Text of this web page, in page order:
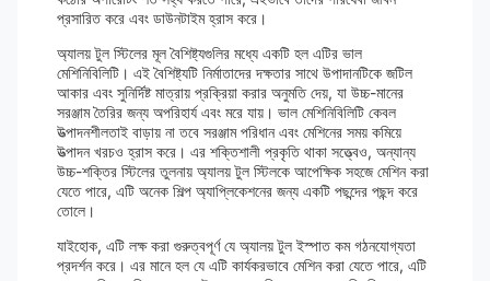
প্রসারিত করে এবং ডাউনটাইম হ্রাস করে।
অ্যালয় টুল স্টিলের মূল বৈশিষ্ট্যগুলির মধ্যে একটি হল এটির ভাল
মেশিনিবিলিটি। এই বৈশিষ্ট্যটি নির্মাতাদের দক্ষতার সাথে উপাদানটিকে জটিল
আকার এবং সুনির্দিষ্ট মাত্রায় প্রক্রিয়া করার অনুমতি দেয়, যা উচ্চ-মানের
সরঞ্জাম তৈরির জন্য অপরিহার্য এবং মরে যায়। ভাল মেশিনিবিলিটি কেবল
উত্পাদনশীলতাই বাড়ায় না তবে সরঞ্জাম পরিধান এবং মেশিনের সময় কমিয়ে
উত্পাদন খরচও হ্রাস করে। এর শক্তিশালী প্রকৃতি থাকা সত্ত্বেও, অন্যান্য
উচ্চ-শক্তির স্টিলের তুলনায় অ্যালয় টুল স্টিলকে আপেক্ষিক সহজে মেশিন করা
যেতে পারে, এটি অনেক শিল্প অ্যাপ্লিকেশনের জন্য একটি পছন্দের পছন্দ করে
তোলে।
যাইহোক, এটি লক্ষ করা গুরুত্বপূর্ণ যে অ্যালয় টুল ইস্পাত কম গঠনযোগ্যতা
প্রদর্শন করে। এর মানে হল যে এটি কার্যকরভাবে মেশিন করা যেতে পারে, এটি